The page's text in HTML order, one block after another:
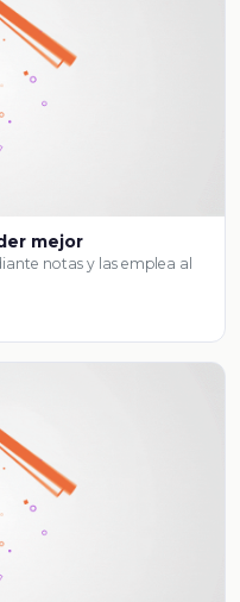
mejor
notas y las emplea al